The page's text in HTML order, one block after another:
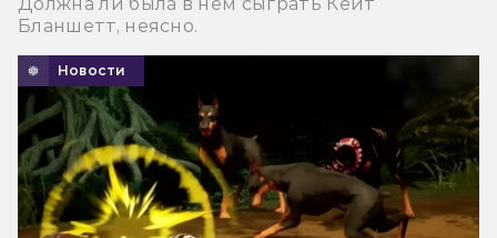
Бланшетт, неясно.
Новости